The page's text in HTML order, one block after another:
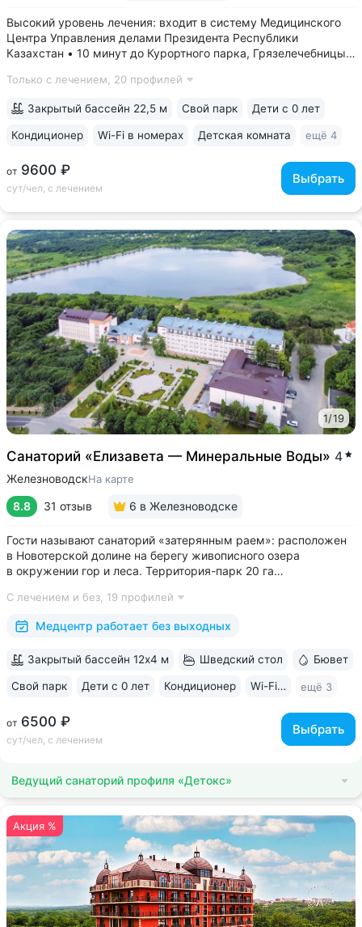
Высокий уровень лечения: входит в систему Медицинского
Центра Управления делами Президента Республики
Казахстан • 10 минут до Курортного парка, Грязелечебницы
и «Ессентуки-Новая» • Санаторий с восточным колоритом
Только с лечением, 20 профилей
от 9600 ₽
сут/чел, с лечением
Выбрать
Закрытый бассейн 22,5 м Свой парк Дети с 0 лет
Кондиционер Wi-Fi в номерах Детская комната ещё 4
1/19
Cанаторий «Елизавета — Минеральные Воды» 4
ЖелезноводскНа карте
8.8 31 отзыв 6 в Железноводске
Гости называют санаторий «затерянным раем»: расположен
в Новотерской долине на берегу живописного озера
в окружении гор и леса. Территория-парк 20 га
живописным храмом «Нерушимая стена» • Обустроенная
набережная озера с зонами отдыха и...
С лечением и без, 19 профилей
Медцентр работает без выходных
от 6500 ₽
сут/чел, с лечением
Выбрать
Закрытый бассейн 12х4 м Шведский стол Бювет
Свой парк Дети с 0 лет Кондиционер Wi-Fi в номерах ещё 3
Ведущий санаторий профиля «Детокс»
Акция %